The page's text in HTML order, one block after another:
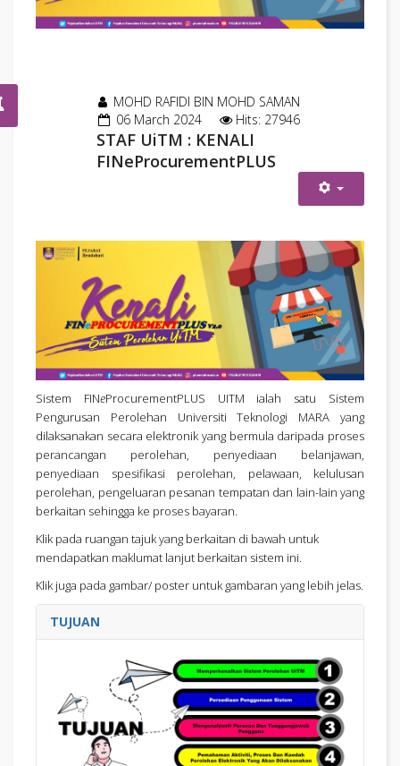
MOHD RAFIDI BIN MOHD SAMAN
06 March 2024
Hits: 27946
STAF UiTM : KENALI
FINeProcurementPLUS
Sistem FINeProcurementPLUS UITM ialah satu Sistem
Pengurusan Perolehan Universiti Teknologi MARA yang
dilaksanakan secara elektronik yang bermula daripada proses
perancangan perolehan, penyediaan belanjawan,
penyediaan spesifikasi perolehan, pelawaan, kelulusan
perolehan, pengeluaran pesanan tempatan dan lain-lain yang
berkaitan sehingga ke proses bayaran.
Klik pada ruangan tajuk yang berkaitan di bawah untuk
mendapatkan maklumat lanjut berkaitan sistem ini.
Klik juga pada gambar/ poster untuk gambaran yang lebih jelas.
TUJUAN